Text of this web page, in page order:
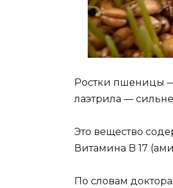
Ростки пшеницы —
лаэтрила —
Это вещество
Витамина B 17
По словам